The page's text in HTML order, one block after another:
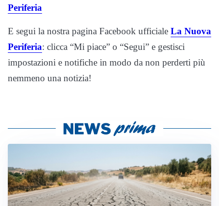
Periferia
E segui la nostra pagina Facebook ufficiale La Nuova
Periferia: clicca “Mi piace” o “Segui” e gestisci
impostazioni e notifiche in modo da non perderti più
nemmeno una notizia!